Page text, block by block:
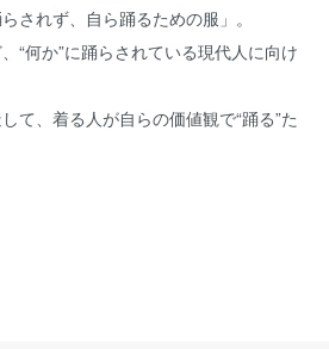
されず、自ら踊るための服」。
“何か”に踊らされている現代人に向け
て、着る人が自らの価値観で“踊る”た